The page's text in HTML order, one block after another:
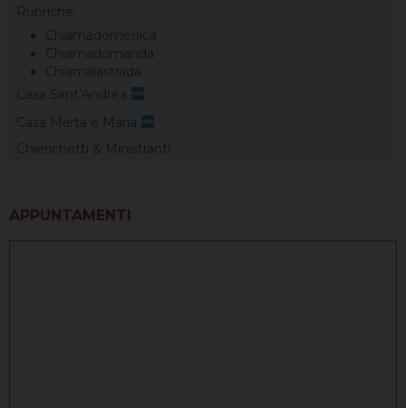
Rubriche
Chiamadomenica
Chiamadomanda
Chiamalastrada
Casa Sant’Andrea
Casa Marta e Maria
Chierichetti & Ministranti
APPUNTAMENTI